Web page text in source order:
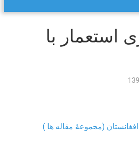
استعمار با
(مجموعۀ مقاله ها )